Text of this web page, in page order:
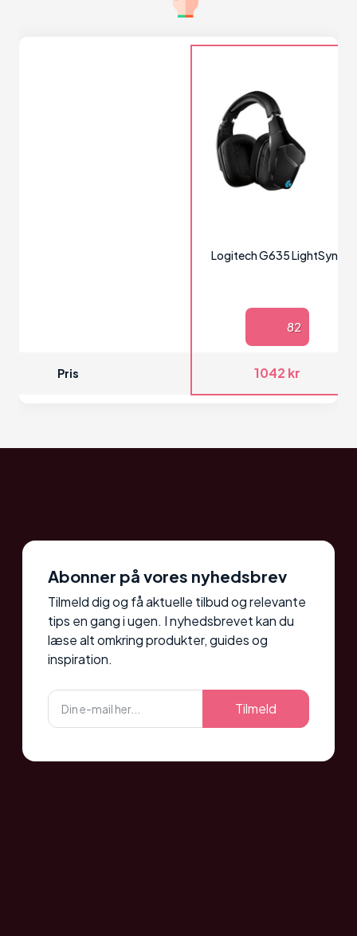
Logitech G635 LightSync
82
Pris 1042 kr
Abonner på vores nyhedsbrev
Tilmeld dig og få aktuelle tilbud og relevante
tips en gang i ugen. I nyhedsbrevet kan du
læse alt omkring produkter, guides og
inspiration.
Tilmeld